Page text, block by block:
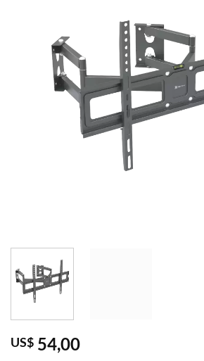
US$ 54,00